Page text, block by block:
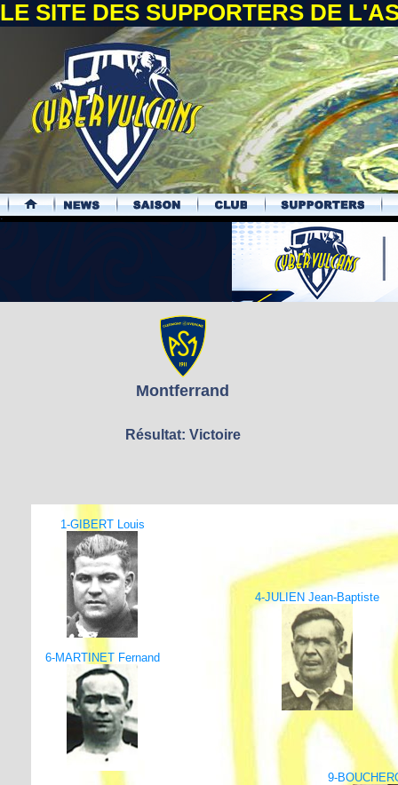
LE SITE DES SUPPORTERS DE
.
Montferrand
Résultat: Victoire
1-GIBERT Louis
4-JULIEN Jean-Baptiste
6-MARTINET Fernand
9-